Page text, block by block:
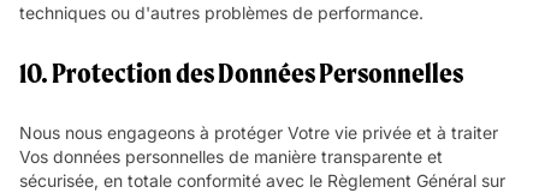
techniques ou d'autres problèmes de performance.
10. Protection des Données Personnelles
Nous nous engageons à protéger Votre vie privée et à traiter
Vos données personnelles de manière transparente et
sécurisée, en totale conformité avec le Règlement Général sur